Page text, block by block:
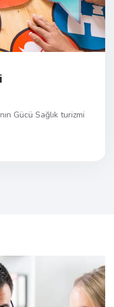
Gücü Sağlık turizmi